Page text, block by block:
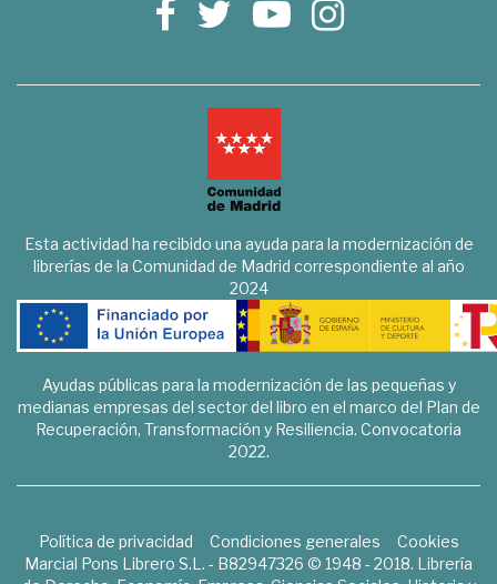
Esta actividad ha recibido una ayuda para la modernización de
librerías de la Comunidad de Madrid correspondiente al año
2024
Ayudas públicas para la modernización de las pequeñas y
medianas empresas del sector del libro en el marco del Plan de
Recuperación, Transformación y Resiliencia. Convocatoria
2022.
Política de privacidad Condiciones generales
Cookies
Marcial Pons Librero S.L. - B82947326 © 1948 - 2018. Librería